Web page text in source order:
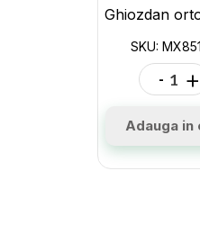
SKU:
- +
Adauga in